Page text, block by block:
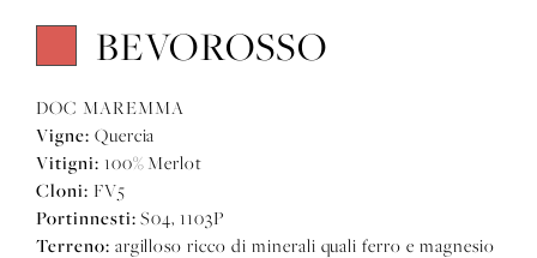
BEVOROSSO
DOC MAREMMA
Vigne: Quercia
Vitigni: 100% Merlot
Cloni: FV5
Portinnesti: S04, 1103P
Terreno: argilloso ricco di minerali quali ferro e magnesio